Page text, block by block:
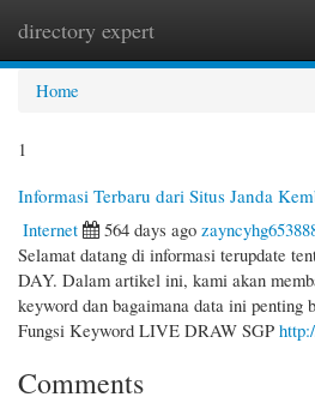
directory expert
Home
1
Informasi Terbaru dari Situs Janda
Internet
564 days ago
Selamat datang di informasi terupdate
DAY. Dalam artikel ini, kami akan
keyword dan bagaimana data ini penting
Fungsi Keyword LIVE DRAW SGP
Comments